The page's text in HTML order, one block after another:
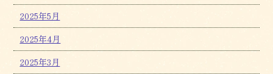
2025年5月
2025年4月
2025年3月